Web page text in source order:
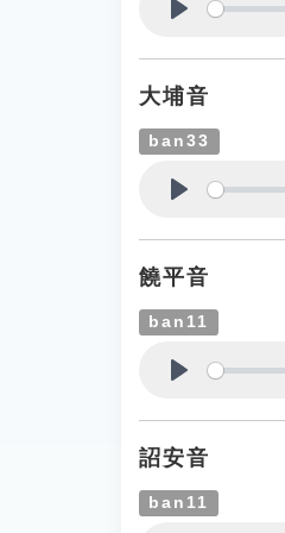
大埔音
ban33
饒平音
ban11
詔安音
ban11